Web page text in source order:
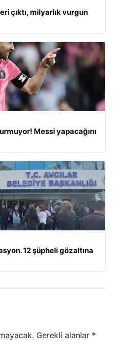
çıktı, milyarlık vurgun
Messi yapacağını
12 şüpheli gözaltına
Gerekli alanlar *